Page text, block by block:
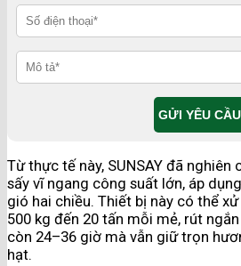
Từ thực tế này, SUNSAY đã nghiên
sấy vĩ ngang công suất lớn, áp
gió hai chiều. Thiết bị này có thể
500 kg đến 20 tấn mỗi mẻ, rút
còn 24–36 giờ mà vẫn giữ trọn
hạt.